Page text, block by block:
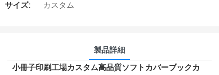
サイズ: カスタム
製品詳細
小冊子印刷工場カスタム高品質ソフトカバーブックカ